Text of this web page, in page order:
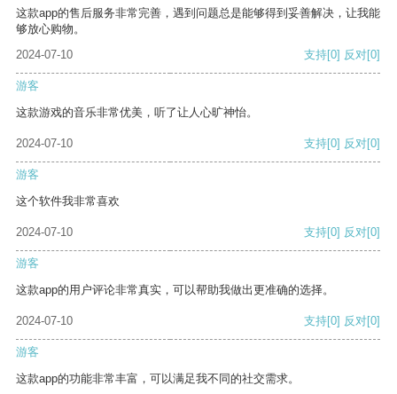
这款app的售后服务非常完善，遇到问题总是能够得到妥善解决，让我能
够放心购物。
2024-07-10
支持[0] 反对[0]
游客
这款游戏的音乐非常优美，听了让人心旷神怡。
2024-07-10 支持[0] 反对[0]
游客
这个软件我非常喜欢
2024-07-10 支持[0] 反对[0]
游客
这款app的用户评论非常真实，可以帮助我做出更准确的选择。
2024-07-10 支持[0] 反对[0]
游客
这款app的功能非常丰富，可以满足我不同的社交需求。